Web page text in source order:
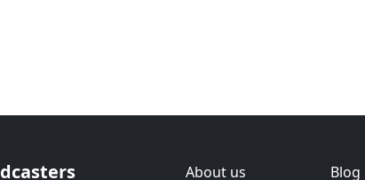
About us Blog